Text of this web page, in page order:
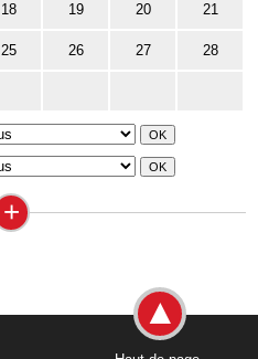
18 19 20 21
25 26 27 28
+